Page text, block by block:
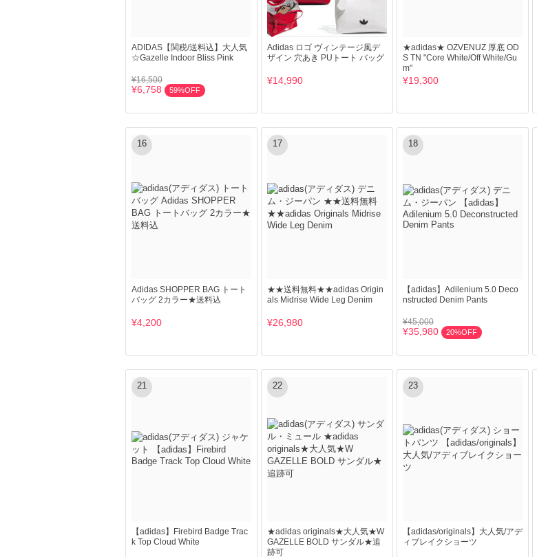
ADIDAS【関税/送料込】大人気
☆Gazelle Indoor Bliss Pink
¥16,500
¥6,758 59%OFF
Adidas ロゴ ヴィンテージ風デ
ザイン 穴あき PUトート バッグ
¥14,990
★adidas★ OZVENUZ 厚底 OD
S TN "Core White/Off White/Gu
m"
¥19,300
16
Adidas SHOPPER BAG トート
バッグ 2カラー★送料込
¥4,200
17
★★送料無料★★adidas Origin
als Midrise Wide Leg Denim
¥26,980
18
【adidas】Adilenium 5.0 Deco
nstructed Denim Pants
¥45,000
¥35,980 20%OFF
21
【adidas】Firebird Badge Trac
k Top Cloud White
22
★adidas originals★大人気★W
GAZELLE BOLD サンダル★追
跡可
23
【adidas/originals】大人気/アデ
ィブレイクショーツ